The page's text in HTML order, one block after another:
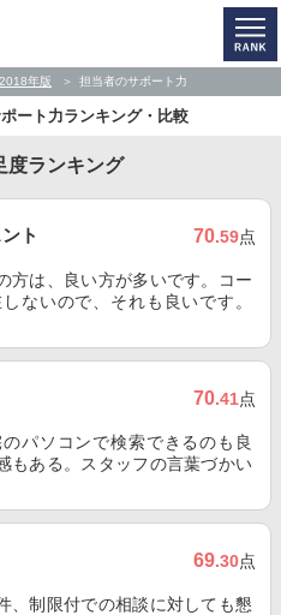
2018年版 担当者のサポート力
ート力ランキング・比較
度ランキング
ト 70.59点
方は、良い方が多いです。コー
ないので、それも良いです。
70.41点
パソコンで検索できるのも良
もある。スタッフの言葉づかい
69.30点
、制限付での相談に対しても懇